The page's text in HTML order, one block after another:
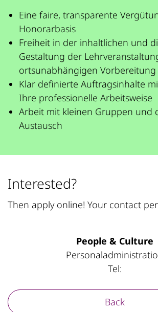
Eine faire, transparente
Honorarbasis
Freiheit in der inhaltlichen und
Gestaltung der
ortsunabhängigen Vorbereitung
Klar definierte Auftragsinhalte
Ihre professionelle Arbeitsweise
Arbeit mit kleinen Gruppen und
Austausch
Interested?
Then apply online! Your contact
People & Culture
Tel:
Back